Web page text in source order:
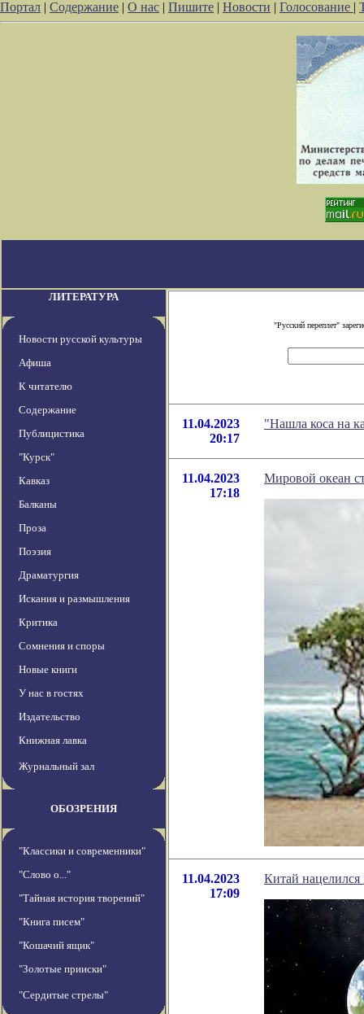
Портал | Содержание | О нас | Пишите | Новости | Голосование |
ЛИТЕРАТУРА
Новости русской культуры
Афиша
К читателю
Содержание
Публицистика
"Курск"
Кавказ
Балканы
Проза
Поэзия
Драматургия
Искания и размышления
Критика
Сомнения и споры
Новые книги
У нас в гостях
Издательство
Книжная лавка
Журнальный зал
ОБОЗРЕНИЯ
"Классики и современники"
"Слово о..."
"Тайная история творений"
"Книга писем"
"Кошачий ящик"
"Золотые прииски"
"Сердитые стрелы"
"Русский переплет"
11.04.2023
20:17
"Нашла коса на
11.04.2023
17:18
Мировой океан
11.04.2023
17:09
Китай